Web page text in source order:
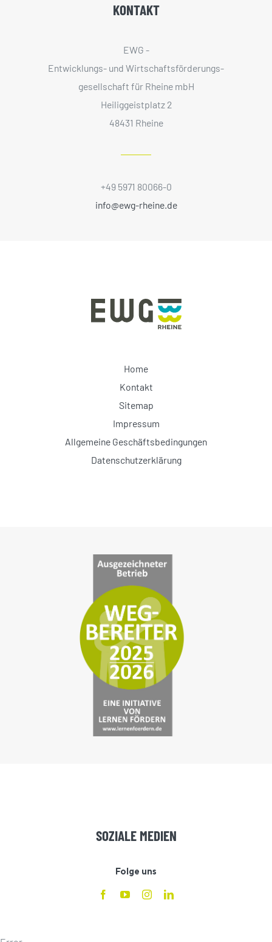
KONTAKT
EWG -
Entwicklungs- und Wirtschaftsförderungs­
gesellschaft für Rheine mbH
Heiliggeistplatz 2
48431 Rheine
+49 5971 80066-0
info@ewg-rheine.de
Home
Kontakt
Sitemap
Impressum
Allgemeine Geschäftsbedingungen
Datenschutzerklärung
SOZIALE MEDIEN
Folge uns